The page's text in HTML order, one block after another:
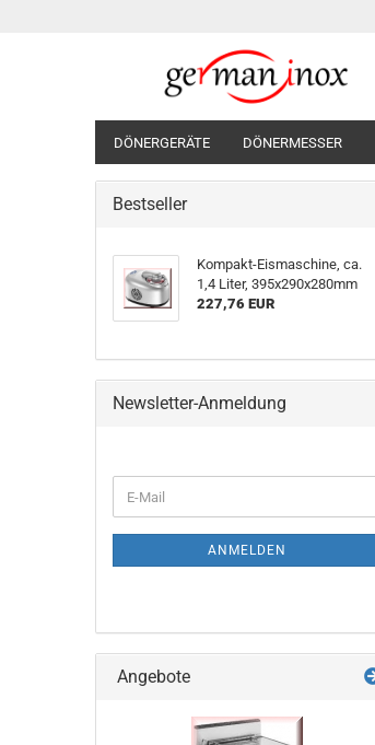
DÖNERGERÄTE DÖNERMESSER
Bestseller
Kompakt-Eismaschine, ca.
1,4 Liter, 395x290x280mm
227,76 EUR
Newsletter-Anmeldung
ZUR
E-
Mail
ANMELDEN
Angebote